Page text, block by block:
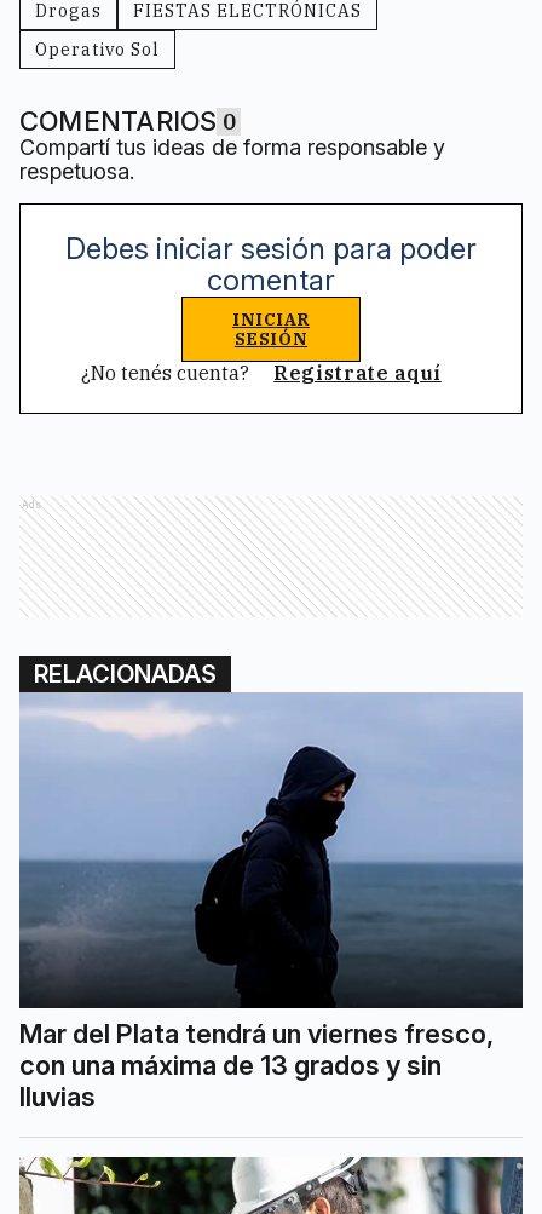
Drogas
FIESTAS ELECTRÓNICAS
Operativo Sol
COMENTARIOS 0
Compartí tus ideas de forma responsable y
respetuosa.
Debes iniciar sesión para poder
comentar
INICIAR
SESIÓN
¿No tenés cuenta? Registrate aquí
Ads
RELACIONADAS
Mar del Plata tendrá un viernes fresco,
con una máxima de 13 grados y sin
lluvias